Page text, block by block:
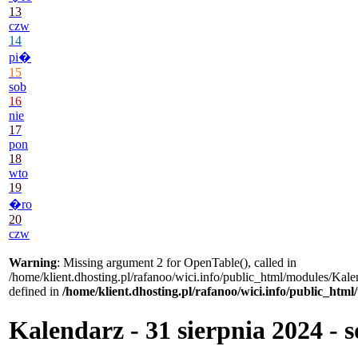
13
czw
14
pi�
15
sob
16
nie
17
pon
18
wto
19
�ro
20
czw
Warning: Missing argument 2 for OpenTable(), called in
/home/klient.dhosting.pl/rafanoo/wici.info/public_html/modules/
defined in /home/klient.dhosting.pl/rafanoo/wici.info/
Kalendarz - 31 sierpnia 2024 -